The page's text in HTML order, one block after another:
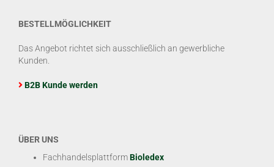
BESTELLMÖGLICHKEIT
Das Angebot richtet sich ausschließlich an gewerbliche
Kunden.
B2B Kunde werden
ÜBER UNS
FachhandelsplattformBioledex